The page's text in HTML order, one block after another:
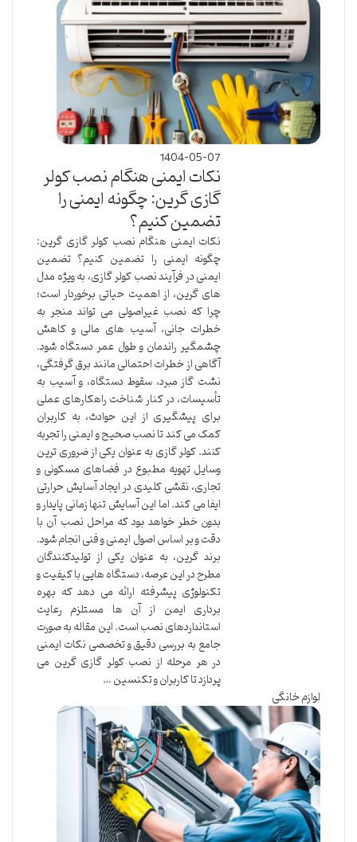
1404-05-07
نکات ایمنی هنگام نصب کولر
گازی گرین: چگونه ایمنی را
تضمین کنیم؟
نکات ایمنی هنگام نصب کولر گازی گرین:
چگونه ایمنی را تضمین کنیم؟ تضمین
ایمنی در فرآیند نصب کولر گازی، به ویژه مدل
های گرین، از اهمیت حیاتی برخوردار است؛
چرا که نصب غیراصولی می تواند منجر به
خطرات جانی، آسیب های مالی و کاهش
چشمگیر راندمان و طول عمر دستگاه شود.
آگاهی از خطرات احتمالی مانند برق گرفتگی،
نشت گاز مبرد، سقوط دستگاه، و آسیب به
تأسیسات، در کنار شناخت راهکارهای عملی
برای پیشگیری از این حوادث، به کاربران
کمک می کند تا نصب صحیح و ایمنی را تجربه
کنند. کولر گازی به عنوان یکی از ضروری ترین
وسایل تهویه مطبوع در فضاهای مسکونی و
تجاری، نقشی کلیدی در ایجاد آسایش حرارتی
ایفا می کند. اما این آسایش تنها زمانی پایدار و
بدون خطر خواهد بود که مراحل نصب آن با
دقت و بر اساس اصول ایمنی و فنی انجام شود.
برند گرین، به عنوان یکی از تولیدکنندگان
مطرح در این عرصه، دستگاه هایی با کیفیت و
تکنولوژی پیشرفته ارائه می دهد که بهره
برداری ایمن از آن ها مستلزم رعایت
استانداردهای نصب است. این مقاله به صورت
جامع به بررسی دقیق و تخصصی نکات ایمنی
در هر مرحله از نصب کولر گازی گرین می
پردازد تا کاربران و تکنسین …
لوازم خانگی